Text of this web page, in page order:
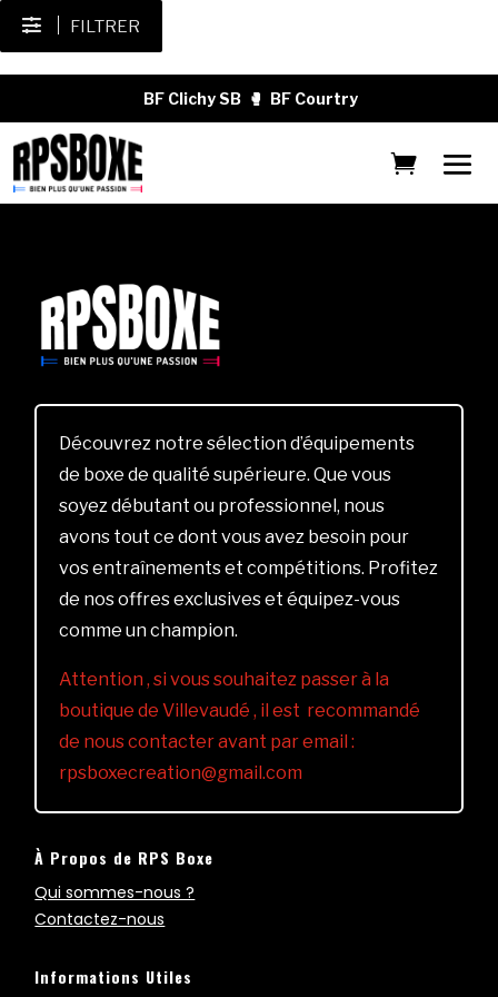
FILTRER
BF Clichy SB 🥊 BF Courtry
Découvrez notre sélection d’équipements
de boxe de qualité supérieure. Que vous
soyez débutant ou professionnel, nous
avons tout ce dont vous avez besoin pour
vos entraînements et compétitions. Profitez
de nos offres exclusives et équipez-vous
comme un champion.
Attention , si vous souhaitez passer à la
boutique de Villevaudé , il est recommandé
de nous contacter avant par email :
rpsboxecreation@gmail.com
À Propos de RPS Boxe
Qui sommes-nous ?
Contactez-nous
Informations Utiles